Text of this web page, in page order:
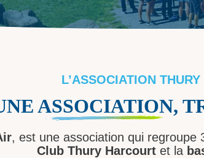
L’ASSOCIATION
ASSOCIATION,
, est une association qui regroupe
Club Thury Harcourt et la